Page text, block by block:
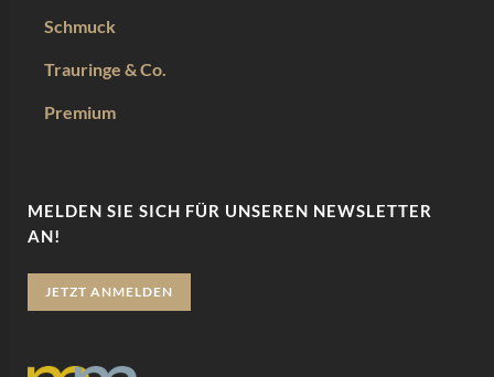
Schmuck
Trauringe & Co.
Premium
MELDEN SIE SICH FÜR UNSEREN NEWSLETTER
AN!
JETZT ANMELDEN